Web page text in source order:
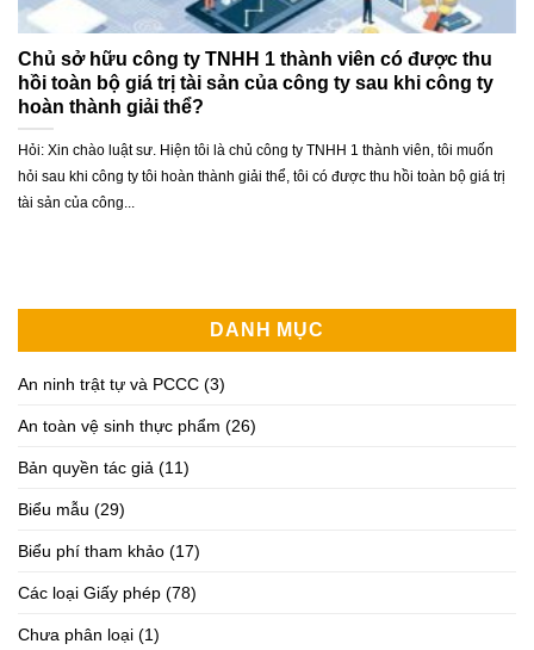
Chủ sở hữu công ty TNHH 1 thành viên có được thu
hồi toàn bộ giá trị tài sản của công ty sau khi công ty
hoàn thành giải thể?
Hỏi: Xin chào luật sư. Hiện tôi là chủ công ty TNHH 1 thành viên, tôi muốn
hỏi sau khi công ty tôi hoàn thành giải thể, tôi có được thu hồi toàn bộ giá trị
tài sản của công...
DANH MỤC
An ninh trật tự và PCCC (3)
An toàn vệ sinh thực phẩm (26)
Bản quyền tác giả (11)
Biểu mẫu (29)
Biểu phí tham khảo (17)
Các loại Giấy phép (78)
Chưa phân loại (1)